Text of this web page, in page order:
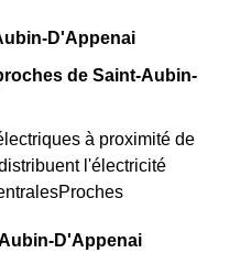
D'Appenai
de Saint-Aubin-
à proximité de
l'électricité
D'Appenai